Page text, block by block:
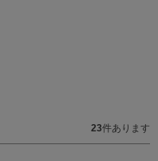
23件あります